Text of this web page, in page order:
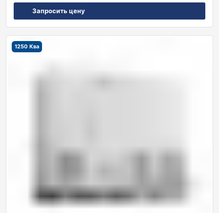
Запросить цену
1250 Ква